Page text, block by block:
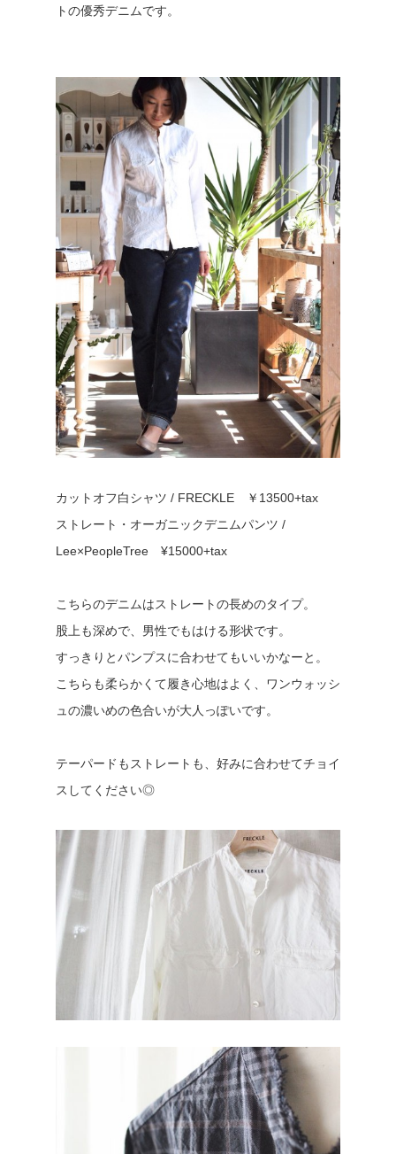
トの優秀デニムです。
カットオフ白シャツ / FRECKLE ￥13500+tax
ストレート・オーガニックデニムパンツ /
Lee×PeopleTree ¥15000+tax
こちらのデニムはストレートの長めのタイプ。
股上も深めで、男性でもはける形状です。
すっきりとパンプスに合わせてもいいかなーと。
こちらも柔らかくて履き心地はよく、ワンウォッシ
ュの濃いめの色合いが大人っぽいです。
テーパードもストレートも、好みに合わせてチョイ
スしてください◎